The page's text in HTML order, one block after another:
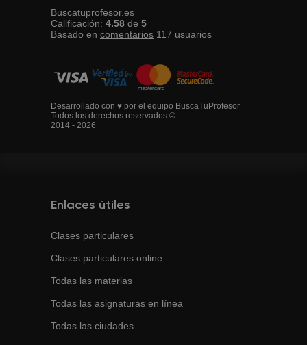
Buscatuprofesor.es
Calificación: 4.58 de 5
Basado en comentarios 117 usuarios
Desarrollado con ♥ por el equipo BuscaTuProfesor
Todos los derechos reservados ©
2014 - 2026
Enlaces útiles
Clases particulares
Clases particulares online
Todas las materias
Todas las asignaturas en línea
Todas las ciudades